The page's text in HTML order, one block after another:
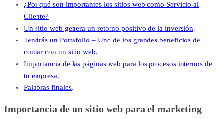
¿Por qué son importantes los sitios web como Servicio al
Cliente?
Un sitio web genera un retorno positivo de la inversión.
Tendrás un Portafolio – Uno de los grandes beneficios de
contar con un sitio web.
Importancia de las páginas web para los procesos internos de
tu empresa.
Palabras finales.
Importancia de un sitio web para el marketing